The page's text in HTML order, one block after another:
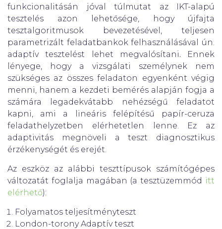
funkcionalitásán jóval túlmutat az IKT-alapú
tesztelés azon lehetősége, hogy újfajta
tesztalgoritmusok bevezetésével, teljesen
parametrizált feladatbankok felhasználásával ún.
adaptív tesztelést lehet megvalósítani. Ennek
lényege, hogy a vizsgálati személynek nem
szükséges az összes feladaton egyenként végig
menni, hanem a kezdeti bemérés alapján fogja a
számára legadekvátabb nehézségű feladatot
kapni, ami a lineáris felépítésű papír-ceruza
feladathelyzetben elérhetetlen lenne. Ez az
adaptivitás megnöveli a teszt diagnosztikus
érzékenységét és erejét.
Az eszköz az alábbi teszttípusok számítógépes
változatát foglalja magában (a tesztüzemmód itt
elérhető):
Folyamatos teljesítményteszt
London-torony Adaptív teszt